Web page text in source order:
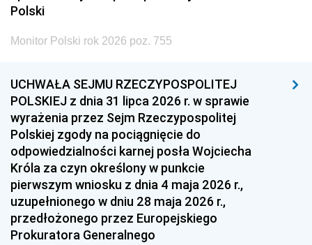
2005
1996 1995 1994
1993 1992 1991
1990 1989
1987 1986 1985
1984 1983 1982
1981 1980 1979
1978 1977
Polski
Monitor Polski rok 2026 poz. 755
UCHWAŁA SEJMU RZECZYPOSPOLITEJ
POLSKIEJ z dnia 31 lipca 2026 r. w sprawie
wyrażenia przez Sejm Rzeczypospolitej
Polskiej zgody na pociągnięcie do
odpowiedzialności karnej posła Wojciecha
Króla za czyn określony w punkcie
pierwszym wniosku z dnia 4 maja 2026 r.,
uzupełnionego w dniu 28 maja 2026 r.,
przedłożonego przez Europejskiego
Prokuratora Generalnego